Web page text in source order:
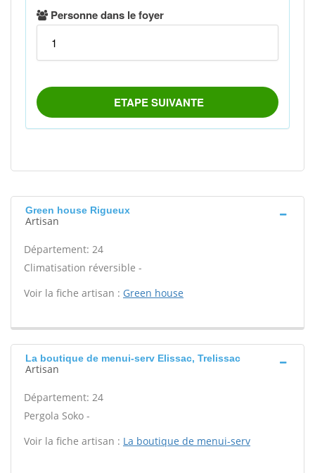
Green house Rigueux
Artisan
Département: 24
Climatisation réversible -
Voir la fiche artisan : Green house
La boutique de menui-serv Elissac, Trelissac
Artisan
Département: 24
Pergola Soko -
Voir la fiche artisan : La boutique de menui-serv